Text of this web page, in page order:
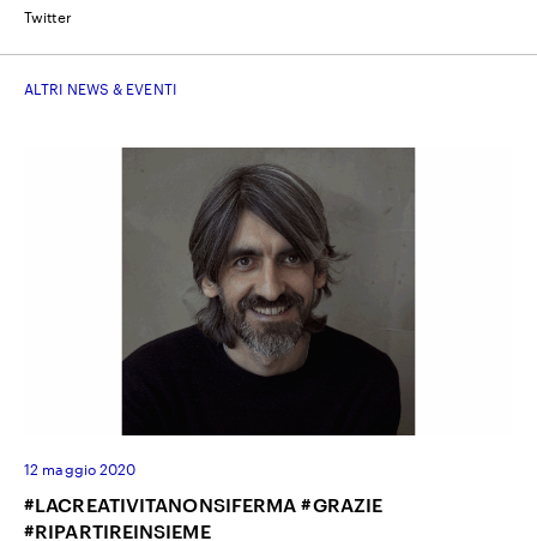
Twitter
ALTRI NEWS & EVENTI
12 maggio 2020
#LACREATIVITANONSIFERMA #GRAZIE
#RIPARTIREINSIEME